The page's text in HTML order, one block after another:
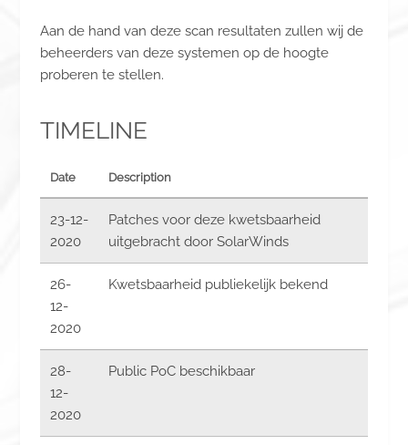
Aan de hand van deze scan resultaten zullen wij de
beheerders van deze systemen op de hoogte
proberen te stellen.
TIMELINE
Date Description
23-12-
2020
Patches voor deze kwetsbaarheid
uitgebracht door SolarWinds
26-
12-
2020
Kwetsbaarheid publiekelijk bekend
28-
12-
2020
Public PoC beschikbaar